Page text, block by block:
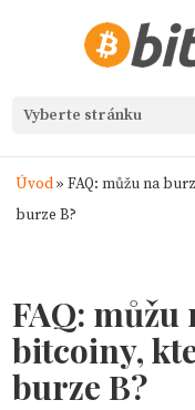
Vyberte stránku
Úvod» FAQ: můžu na
burze B?
FAQ:
bitcoiny,
burze B?